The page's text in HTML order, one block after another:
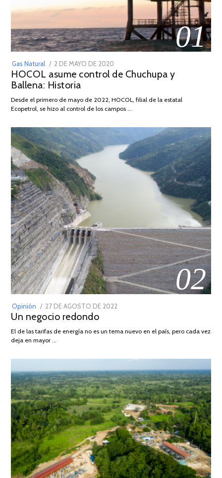
01
Gas Natural
POSTED
ON
2 DE MAYO DE 2020
DE
2026
HOCOL asume control de Chuchupa y
Ballena: Historia
Desde el primero de mayo de 2022, HOCOL, filial de la estatal
Ecopetrol, se hizo al control de los campos …
02
Opinión
POSTED
ON
27 DE AGOSTO DE 2022
DE
Un negocio redondo
El de las tarifas de energía no es un tema nuevo en el país, pero cada vez
deja en mayor …